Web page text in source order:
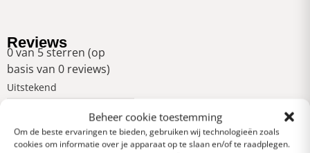
Beheer cookie toestemming
Om de beste ervaringen te bieden, gebruiken wij technologieën zoals
cookies om informatie over je apparaat op te slaan en/of te raadplegen.
Reviews
0 van 5 sterren (op
basis van 0 reviews)
Uitstekend
Heel goed